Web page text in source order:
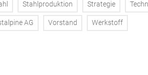
Stahlproduktion Strategie
AG Vorstand Werkstoff